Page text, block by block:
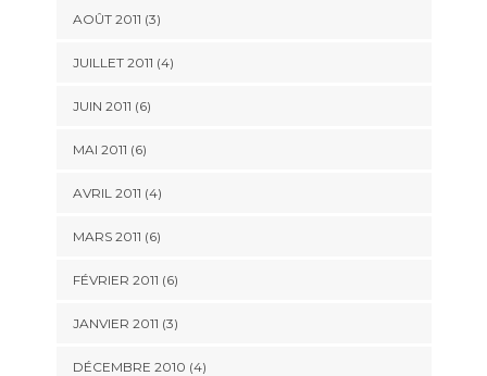
AOÛT 2011 (3)
JUILLET 2011 (4)
JUIN 2011 (6)
MAI 2011 (6)
AVRIL 2011 (4)
MARS 2011 (6)
FÉVRIER 2011 (6)
JANVIER 2011 (3)
DÉCEMBRE 2010 (4)